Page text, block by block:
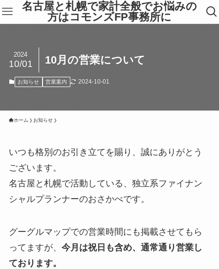
名古屋と札幌で家計全般でお悩みの
方はコモンズFP事務所に
10月の営業について
2024
10/01
お知らせ 営業案内 2024-10-01
ホーム お知らせ
いつも格別のお引き立てを賜り、誠にありがとう
ございます。
名古屋と札幌で活動している、独立系ファイナン
シャルプランナーのおさかべです。
グーグルマップでの営業時間にも掲載させてもら
ってますが、 今月は祝日も含め、通常通り営業し
ております。